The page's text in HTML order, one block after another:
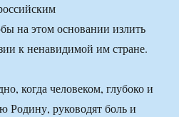
на этом основании излить
к ненавидимой им стране.
когда человеком, глубоко и
Родину, руководят боль и